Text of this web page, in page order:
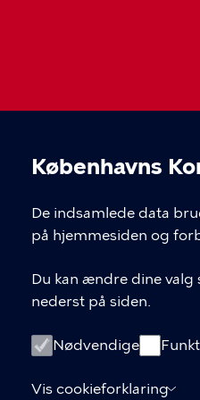
Københavns
De indsamlede data
på hjemmesiden og
Du kan ændre dine valg
nederst på siden.
Nødvendige
Vis cookieforklaring